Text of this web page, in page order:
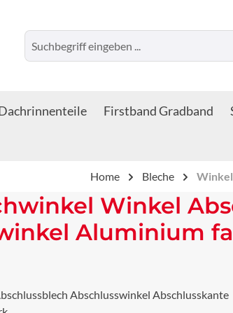
Firstband Gradband
Home Bleche
Winkel
Aluminium